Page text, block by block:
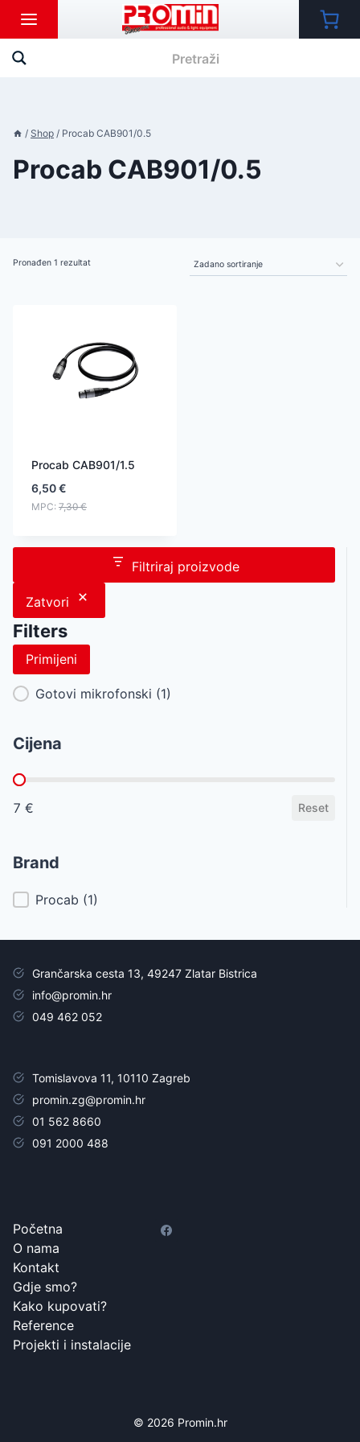
content
/ Shop / Procab CAB901/0.5
Procab CAB901/0.5
Pronađen 1 rezultat
Procab CAB901/1.5
6,50€
MPC: 7,30€
Filtriraj proizvode
Zatvori
Filters
Primijeni
Category Facet
Gotovi mikrofonski (1)
Cijena
Cijena
7 € Reset
Brand
Brand
Procab (1)
Grančarska cesta 13, 49247 Zlatar Bistrica
info@promin.hr
049 462 052
Tomislavova 11, 10110 Zagreb
promin.zg@promin.hr
01 562 8660
091 2000 488
Početna
O nama
Kontakt
Gdje smo?
Kako kupovati?
Reference
Projekti i instalacije
© 2026 Promin.hr